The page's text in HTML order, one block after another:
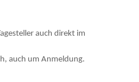
auch direkt im
auch um Anmeldung.